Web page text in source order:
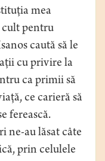
mea
cult pentru
caută să le
cu privire la
ca primii să
ce carieră să
ferească.
ne-au lăsat câte
prin celulele